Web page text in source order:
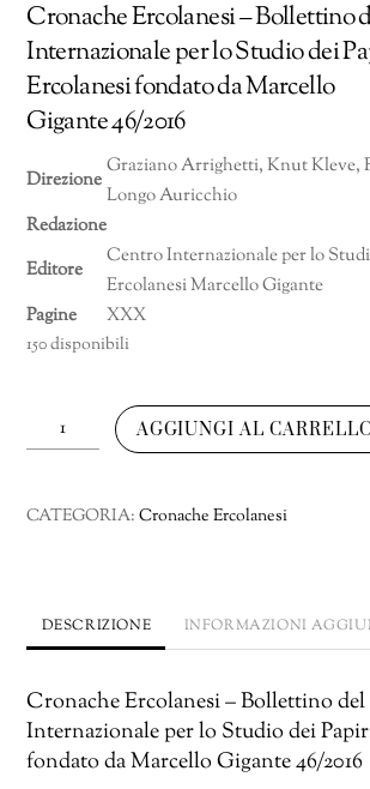
Cronache Ercolanesi – Bollettino
Internazionale per lo Studio dei
Ercolanesi fondato da Marcello
Gigante 46/2016
Direzione
Graziano Arrighetti, Knut Kleve,
Longo Auricchio
Redazione
Editore
Centro Internazionale per lo
Ercolanesi Marcello Gigante
Pagine
XXX
150 disponibili
Cronache
Ercolanesi
46/2016
AGGIUNGI AL
CATEGORIA:Cronache Ercolanesi
DESCRIZIONE INFORMAZIONI
Cronache Ercolanesi – Bollettino
Internazionale per lo Studio dei
fondato da Marcello Gigante 46/2016